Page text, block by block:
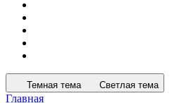
Темная тема Светлая тема
Главная